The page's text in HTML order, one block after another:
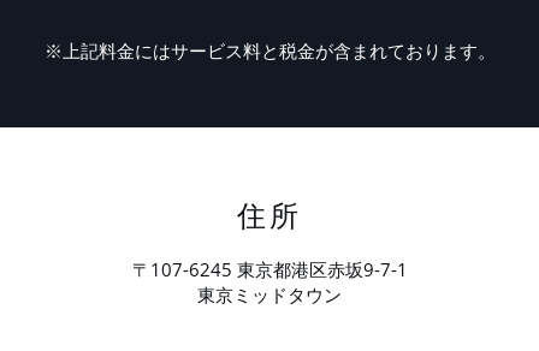
※上記料金にはサービス料と税金が含まれております。
住所
〒107-6245 東京都港区赤坂9-7-1
東京ミッドタウン